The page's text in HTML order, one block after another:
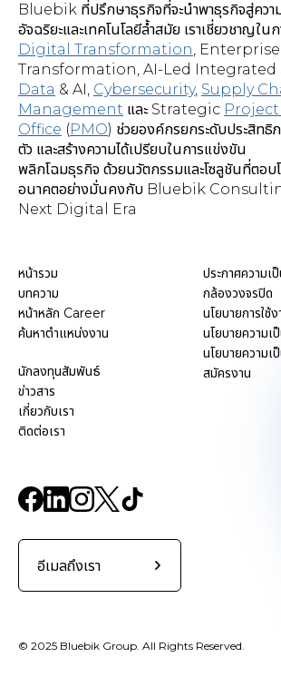
Bluebik ที่ปรึกษาธุรกิจที่จะนำพาธุรกิจสู่ควา
อัจฉริยะและเทคโนโลยีล้ำสมัย เราเชี่ยวชาญใน
Digital Transformation, Enterprise
Transformation, AI-Led Integrated
Data & AI, Cybersecurity, Supply
Management และ Strategic
Office (PMO) ช่วยองค์กรยกระดับประสิทธิ
ตัว และสร้างความได้เปรียบในการแข่งขัน
พลิกโฉมธุรกิจ ด้วยนวัตกรรมและโซลูชันที่ตอบ
อนาคตอย่างมั่นคงกับ Bluebik
Next Digital Era
หน้ารวม
บทความ
หน้าหลัก Career
ค้นหาตำแหน่งงาน
นักลงทุนสัมพันธ์
ข่าวสาร
เกี่ยวกับเรา
ติดต่อเรา
ประกาศความเ
กล้องวงจรปิด
นโยบายการใช้
นโยบายความเ
นโยบายความเ
สมัครงาน
อีเมลถึงเรา
© 2025 Bluebik Group. All Rights Reserved.